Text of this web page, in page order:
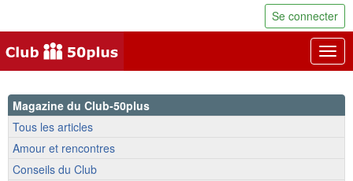
Se connecter
Magazine du Club-50plus
Tous les articles
Amour et rencontres
Conseils du Club